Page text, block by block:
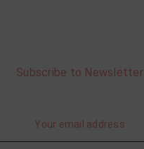
Subscribe to Newsletter